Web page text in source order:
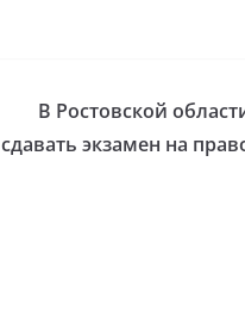
В Ростовской
сдавать экзамен на